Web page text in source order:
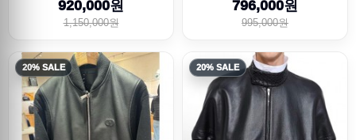
920,000원
1,150,000원
796,000원
995,000원
20% SALE 20% SALE